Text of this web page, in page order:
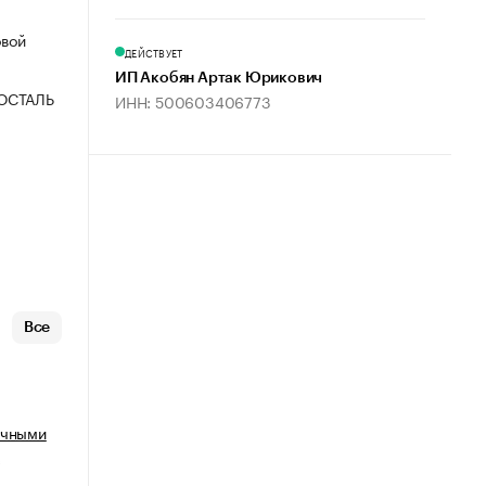
Все
ДЕЙСТВУЕТ
ИП Акобян Артак Юрикович
ИНН: 500603406773